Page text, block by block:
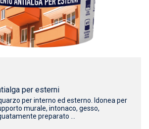
per esterni
per interno ed esterno. Idonea per
murale, intonaco, gesso,
preparato ...